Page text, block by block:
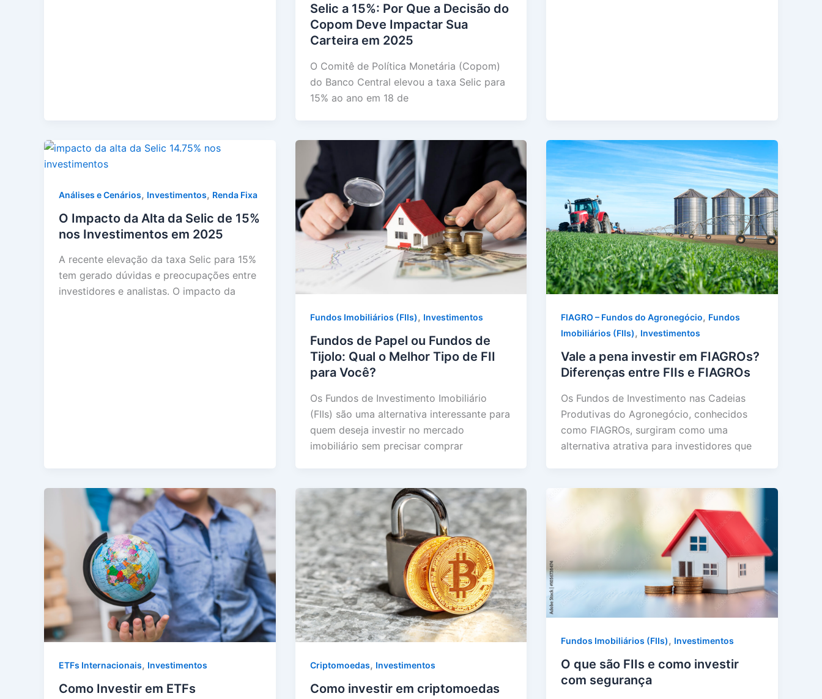
Selic a 15%: Por Que a Decisão do
Copom Deve Impactar Sua
Carteira em 2025
O Comitê de Política Monetária (Copom)
do Banco Central elevou a taxa Selic para
15% ao ano em 18 de
Análises e Cenários, Investimentos, Renda Fixa
O Impacto da Alta da Selic de 15%
nos Investimentos em 2025
A recente elevação da taxa Selic para 15%
tem gerado dúvidas e preocupações entre
investidores e analistas. O impacto da
Fundos Imobiliários (FIIs), Investimentos
Fundos de Papel ou Fundos de
Tijolo: Qual o Melhor Tipo de FII
para Você?
Os Fundos de Investimento Imobiliário
(FIIs) são uma alternativa interessante para
quem deseja investir no mercado
imobiliário sem precisar comprar
FIAGRO – Fundos do Agronegócio, Fundos
Imobiliários (FIIs), Investimentos
Vale a pena investir em FIAGROs?
Diferenças entre FIIs e FIAGROs
Os Fundos de Investimento nas Cadeias
Produtivas do Agronegócio, conhecidos
como FIAGROs, surgiram como uma
alternativa atrativa para investidores que
ETFs Internacionais, Investimentos
Como Investir em ETFs
Criptomoedas, Investimentos
Como investir em criptomoedas
Fundos Imobiliários (FIIs), Investimentos
O que são FIIs e como investir
com segurança